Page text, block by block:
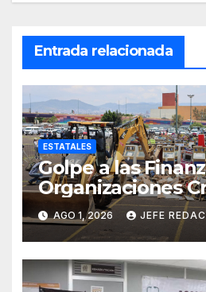
Entrada relacionada
ESTATALES
Golpe a las
Organizaciones
Operativos
AGO 1, 2026 JEFE